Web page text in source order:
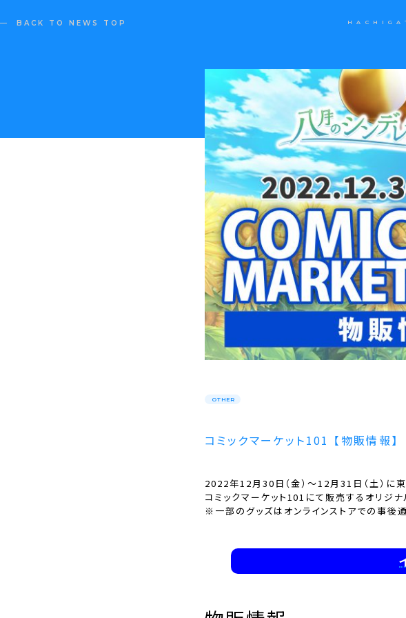
BACK TO NEWS TOP
OTHER
コミックマーケット101 【物販情報】
2022年12月30日（金）〜12月31日（土）に
コミックマーケット101にて販売するオリジナ
※一部のグッズはオンラインストアでの事後通